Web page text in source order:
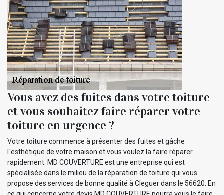
Vous avez des fuites dans votre toiture
et vous souhaitez faire réparer votre
toiture en urgence ?
Votre toiture commence à présenter des fuites et gâche
l`esthétique de votre maison et vous voulez la faire réparer
rapidement. MD COUVERTURE est une entreprise qui est
spécialisée dans le milieu de la réparation de toiture qui vous
propose des services de bonne qualité à Cleguer dans le 56620. En